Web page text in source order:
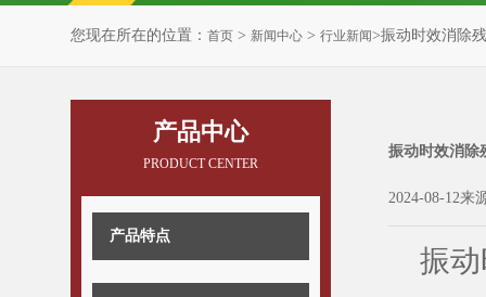
您现在所在的位置： 首页 > 新闻中心 > 行业新闻>振动时效消除
产品中心
PRODUCT CENTER
产品特点
振动时效消除
2024-08-12来
振